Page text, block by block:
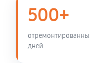
Чистка от пыли
500+
дней